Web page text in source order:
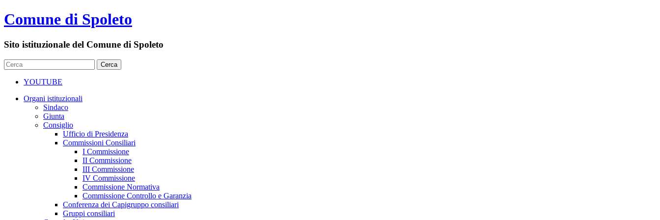
Comune di Spoleto
Sito istituzionale del Comune di Spoleto
YOUTUBE
Organi istituzionali
Sindaco
Giunta
Consiglio
Ufficio di Presidenza
Commissioni Consiliari
I Commissione
II Commissione
III Commissione
IV Commissione
Commissione Normativa
Commissione Controllo e Garanzia
Conferenza dei Capigruppo consiliari
Gruppi consiliari